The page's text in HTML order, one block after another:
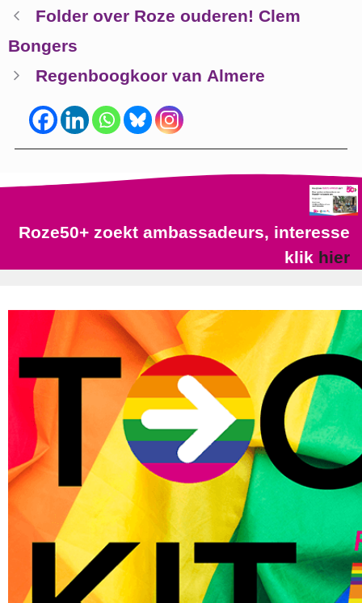
Folder over Roze ouderen! Clem
Bongers
Regenboogkoor van Almere
Roze50+ zoekt ambassadeurs, interesse
klik hier